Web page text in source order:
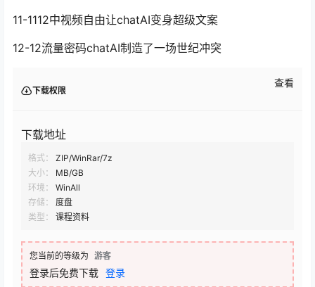
11-1112中视频自由让chatAI变身超级文案
12-12流量密码chatAI制造了一场世纪冲突
下载权限
查看
下载地址
格式：
ZIP/WinRar/7z
大小：
MB/GB
环境：
WinAll
存储：
度盘
类型：
课程资料
您当前的等级为 游客
登录后免费下载 登录